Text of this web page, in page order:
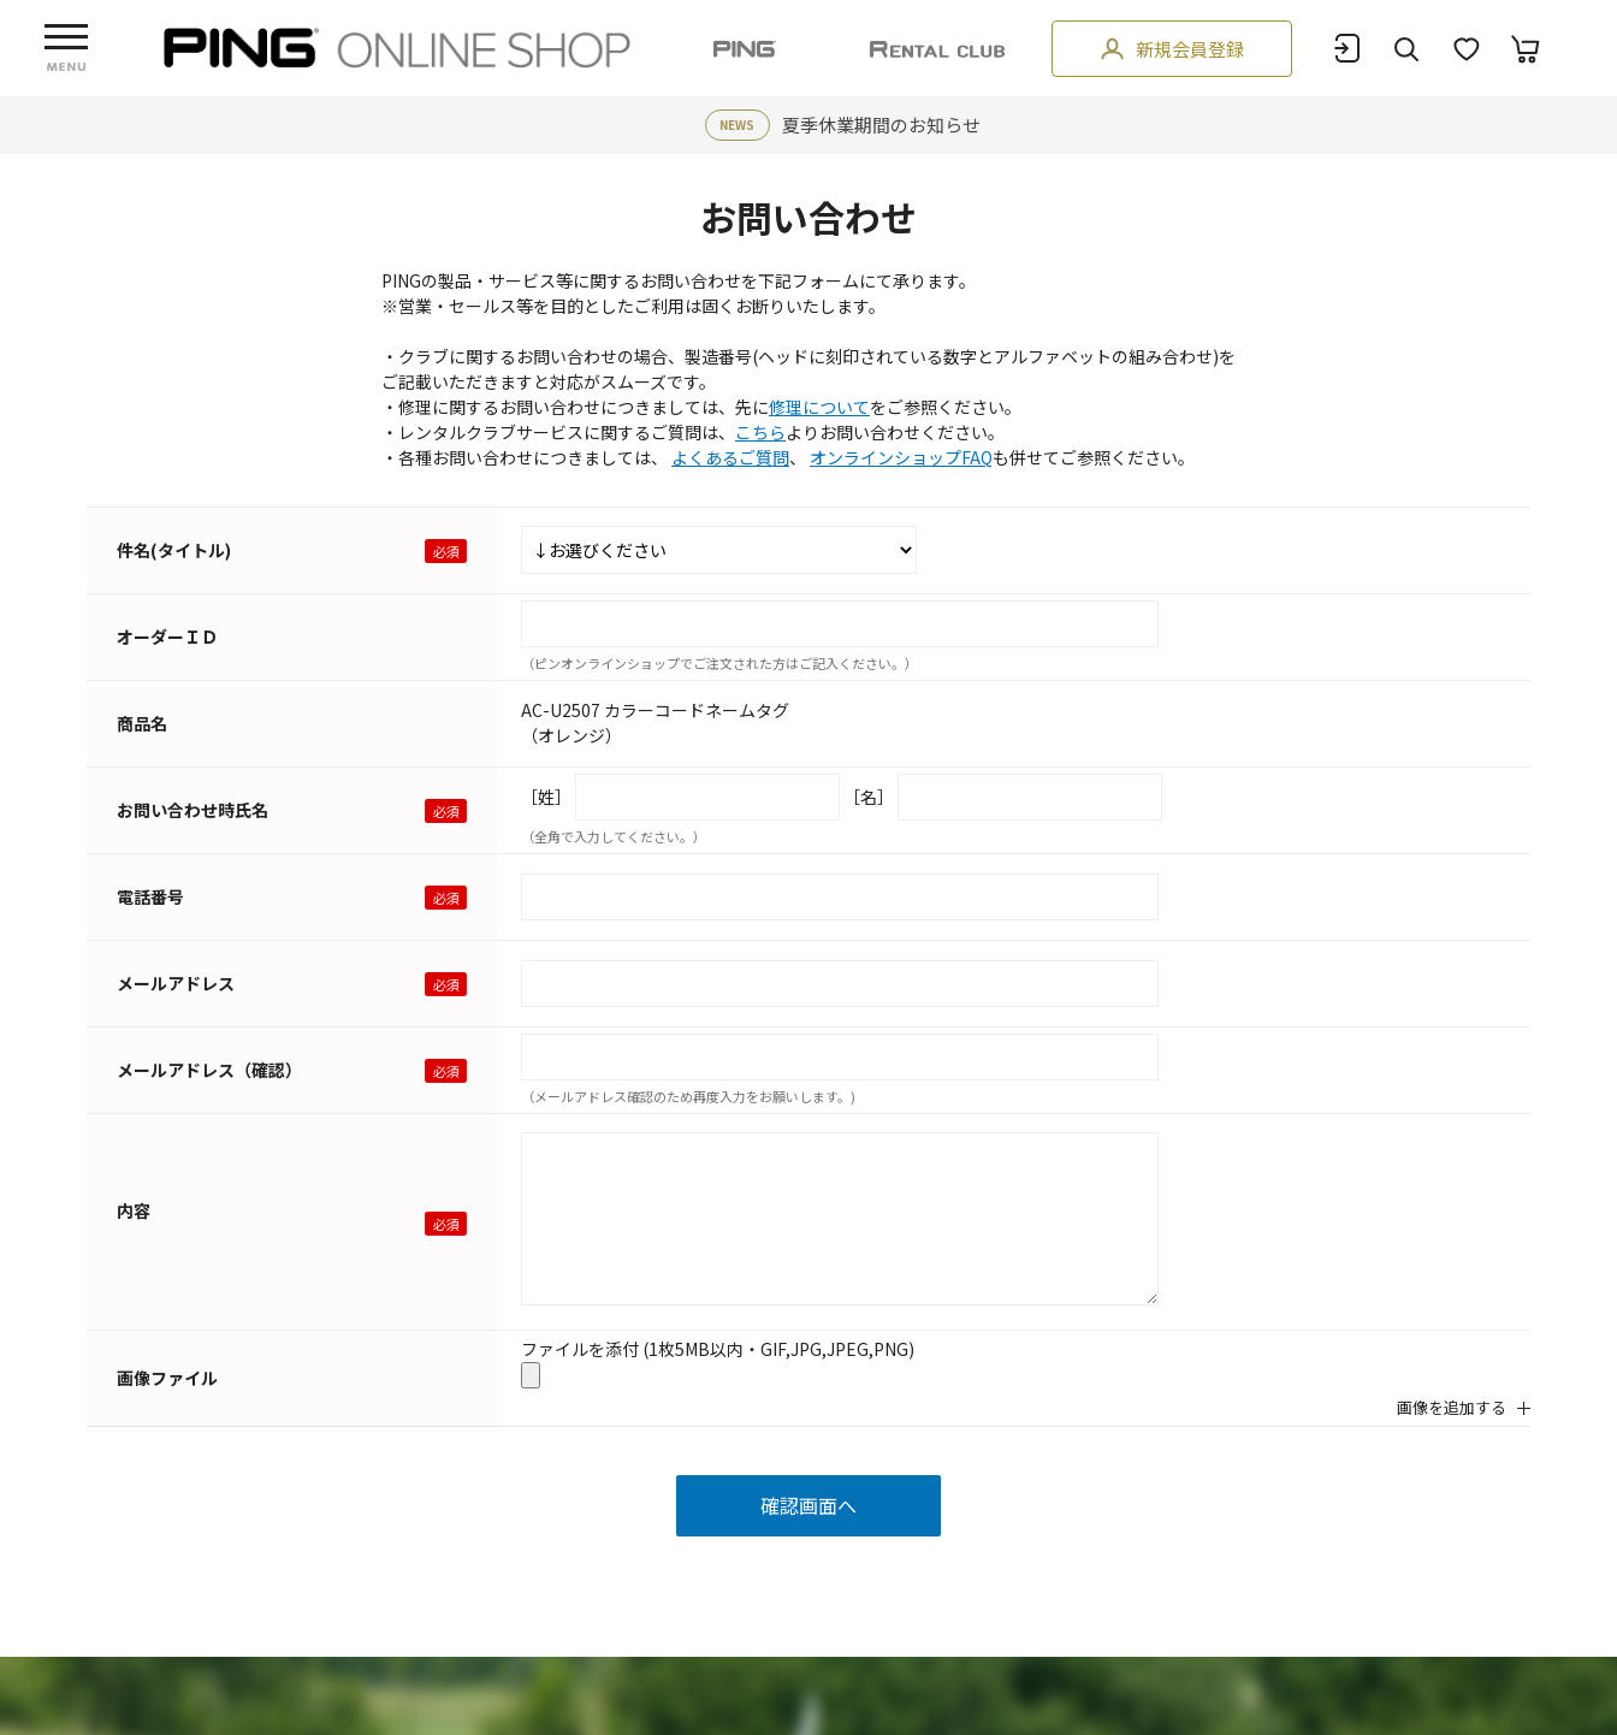
新規会員登録
NEWS 夏季休業期間のお知らせ
お問い合わせ
PINGの製品・サービス等に関するお問い合わせを下記フォームにて承ります。
※営業・セールス等を目的としたご利用は固くお断りいたします。
・クラブに関するお問い合わせの場合、製造番号(ヘッドに刻印されている数字とアルファベットの組み合わせ)を
ご記載いただきますと対応がスムーズです。
・修理に関するお問い合わせにつきましては、先に修理についてをご参照ください。
・レンタルクラブサービスに関するご質問は、 こちら よりお問い合わせください。
・各種お問い合わせにつきましては、 よくあるご質問、 オンラインショップFAQも併せてご参照ください。
件名(タイトル)
オーダーＩＤ
（ピンオンラインショップでご注文された方はご記入ください。）
商品名
AC-U2507 カラーコードネームタグ
（オレンジ）
お問い合わせ時氏名
［姓］ ［名］
（全角で入力してください。）
電話番号
メールアドレス
メールアドレス（確認）
（メールアドレス確認のため再度入力をお願いします。)
内容
画像ファイル
ファイルを添付 (1枚5MB以内・GIF,JPG,JPEG,PNG)
画像を追加する